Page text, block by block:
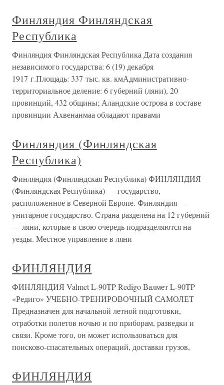
Финляндия Финляндская
Республика
Финляндия Финляндская Республика Дата создания
независимого государства: 6 (19) декабря
1917 г.Площадь: 337 тыс. кв. кмАдминистративно-
территориальное деление: 6 губерний (ляни), 20
провинций, 432 общины; Аландские острова в составе
провинции Ахвенанмаа обладают правами
Финляндия (Финляндская
Республика)
Финляндия (Финляндская Республика) ФИНЛЯНДИЯ
(Финляндская Республика) — государство,
расположенное в Северной Европе. Финляндия —
унитарное государство. Страна разделена на 12 губерний
— ляни, которые в свою очередь подразделяются на
уезды. Местное управление в ляни
ФИНЛЯНДИЯ
ФИНЛЯНДИЯ Valmet L-90TP Redigo Валмет L-90TP
«Редиго» УЧЕБНО-ТРЕНИРОВОЧНЫЙ САМОЛЕТ
Предназначен для начальной летной подготовки,
отработки полетов ночью и по приборам, разведки и
связи. Кроме того, он может использоваться для
поисково-спасательных операций, доставки грузов,
ФИНЛЯНДИЯ